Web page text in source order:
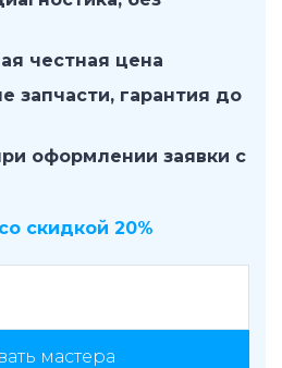
честная цена
запчасти, гарантия до
оформлении заявки с
скидкой 20%
мастера